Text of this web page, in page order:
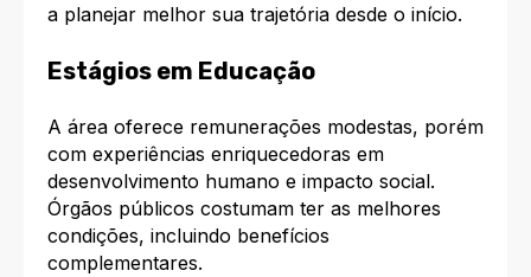
a planejar melhor sua trajetória desde o início.
Estágios em Educação
A área oferece remunerações modestas, porém
com experiências enriquecedoras em
desenvolvimento humano e impacto social.
Órgãos públicos costumam ter as melhores
condições, incluindo benefícios
complementares.